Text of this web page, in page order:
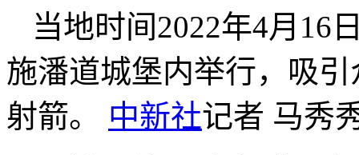
当地时间2022年4月16
施潘道城堡内举行，吸
射箭。 中新社记者 马秀